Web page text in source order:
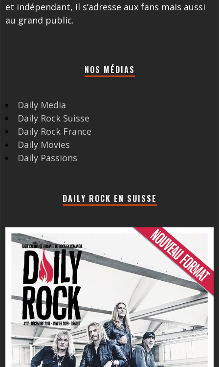
et indépendant, il s’adresse aux fans mais aussi
au grand public.
NOS MÉDIAS
Daily Media
Daily Rock Suisse
Daily Rock France
Daily Movies
Daily Passions
DAILY ROCK EN SUISSE